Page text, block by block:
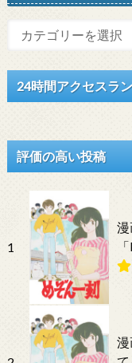
24時間アクセスラ
評価の高い投稿
1
漫